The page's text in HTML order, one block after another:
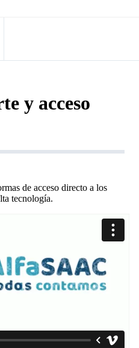
y acceso
de acceso directo a los
tecnología.